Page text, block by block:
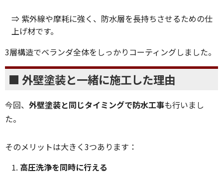
⇒ 紫外線や摩耗に強く、防水層を長持ちさせるための仕
上げ材です。
3層構造でベランダ全体をしっかりコーティングしました。
■ 外壁塗装と一緒に施工した理由
今回、 外壁塗装と同じタイミングで防水工事も行いまし
た。
そのメリットは大きく3つあります：
高圧洗浄を同時に行える